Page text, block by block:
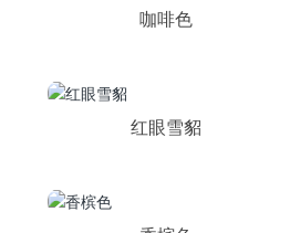
咖啡色
红眼雪貂